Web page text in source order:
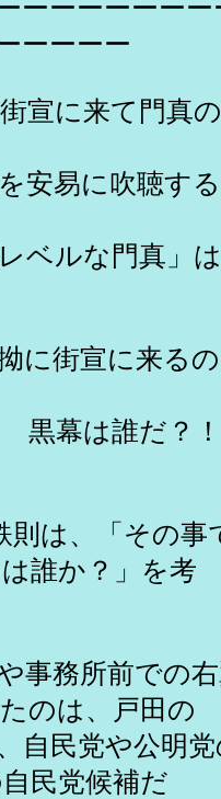
ーーーーーー
ーーーー
宣に来て門真
安易に吹聴す
ベルな門真」
に街宣に来る
幕は誰だ？
は、「その事
誰か？」を考
務所前での右
のは、戸田の
民党や公明党
民党候補だ